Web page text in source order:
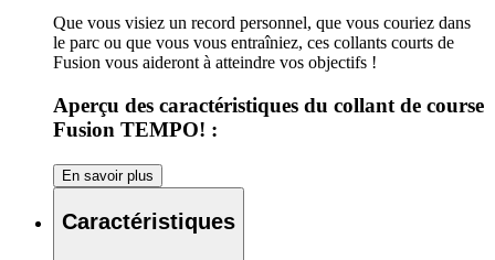
Que vous visiez un record personnel, que vous couriez dans
le parc ou que vous vous entraîniez, ces collants courts de
Fusion vous aideront à atteindre vos objectifs !
Aperçu des caractéristiques du collant de course
Fusion TEMPO! :
Deux poches en filet sur la cuisse, pratiques pour tous
vos petits essentiels
Ceinture élastique avec cordon de serrage
Coutures Powerlock pour une résistance maximale et
En savoir plus
Caractéristiques